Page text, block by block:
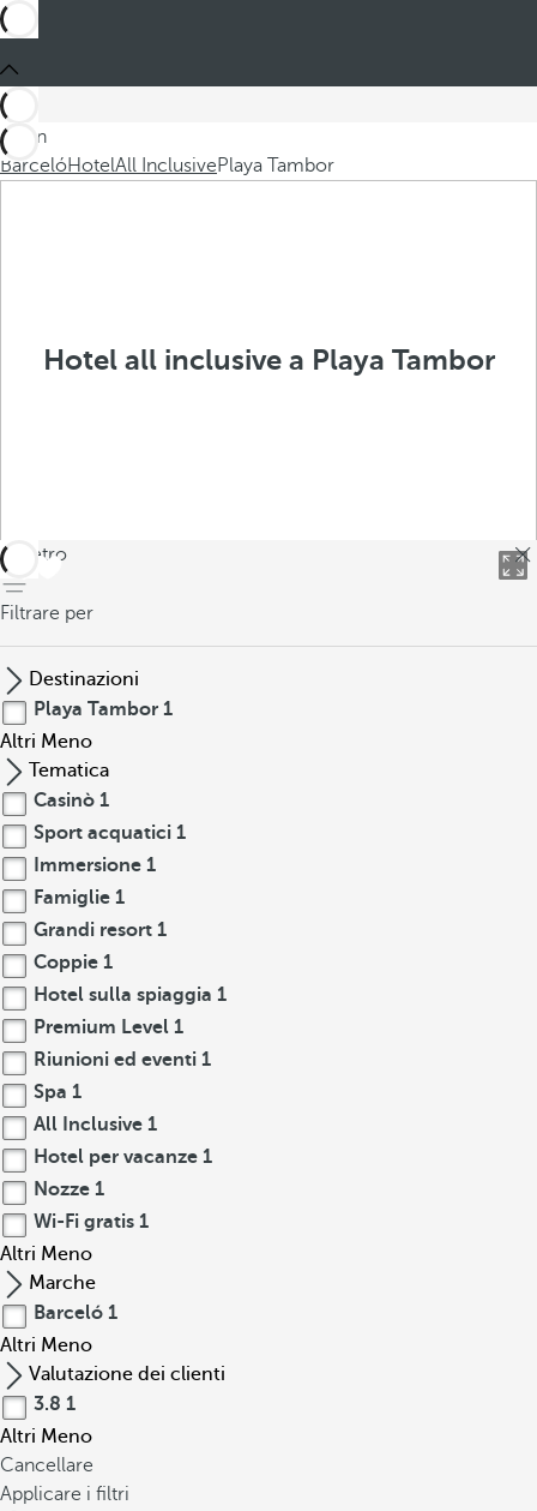
Sei in
BarcelóHotelAll InclusivePlaya Tambor
Hotel all inclusive a Playa Tambor
indietro
Filtrare per
Destinazioni
Playa Tambor 1
Altri Meno
Tematica
Casinò 1
Sport acquatici 1
Immersione 1
Famiglie 1
Grandi resort 1
Coppie 1
Hotel sulla spiaggia 1
Premium Level 1
Riunioni ed eventi 1
Spa 1
All Inclusive 1
Hotel per vacanze 1
Nozze 1
Wi-Fi gratis 1
Altri Meno
Marche
Barceló 1
Altri Meno
Valutazione dei clienti
3.8 1
Altri Meno
Cancellare
Applicare i filtri